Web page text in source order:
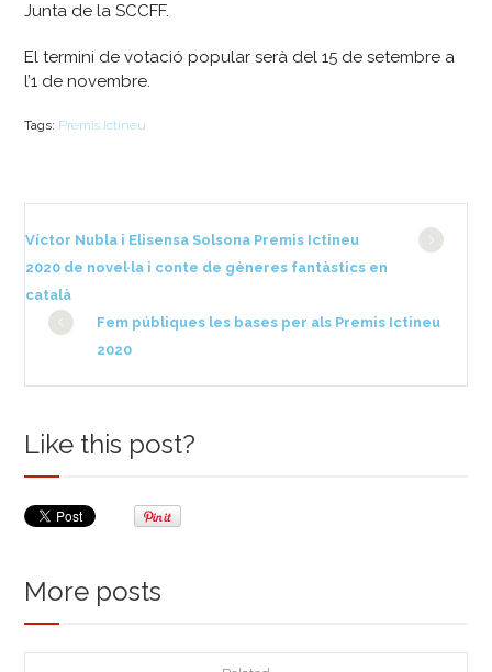
Junta de la SCCFF.
El termini de votació popular serà del 15 de setembre a
l’1 de novembre.
Tags: Premis Ictineu
Víctor Nubla i Elisensa Solsona Premis Ictineu
2020 de novel·la i conte de gèneres fantàstics en
català
Fem públiques les bases per als Premis Ictineu
2020
Like this post?
More posts